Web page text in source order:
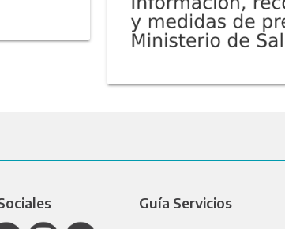
Guía Servicios